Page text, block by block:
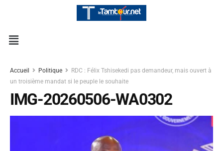
Accueil Politique
RDC : Félix Tshisekedi pas demandeur, mais ouvert à
un troisième mandat si le peuple le souhaite
IMG-20260506-WA0302